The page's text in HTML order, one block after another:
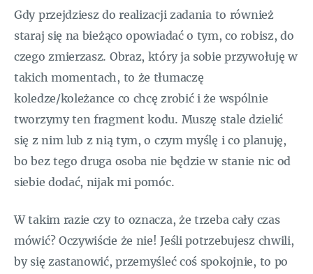
Gdy przejdziesz do realizacji zadania to również
staraj się na bieżąco opowiadać o tym, co robisz, do
czego zmierzasz. Obraz, który ja sobie przywołuję w
takich momentach, to że tłumaczę
koledze/koleżance co chcę zrobić i że wspólnie
tworzymy ten fragment kodu. Muszę stale dzielić
się z nim lub z nią tym, o czym myślę i co planuję,
bo bez tego druga osoba nie będzie w stanie nic od
siebie dodać, nijak mi pomóc.
W takim razie czy to oznacza, że trzeba cały czas
mówić? Oczywiście że nie! Jeśli potrzebujesz chwili,
by się zastanowić, przemyśleć coś spokojnie, to po